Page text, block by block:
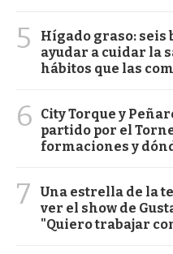
5
Hígado graso: seis
ayudar a cuidar la
hábitos que las
6
City Torque y
partido por el
formaciones y
7
Una estrella de la
ver el show de
"Quiero trabajar